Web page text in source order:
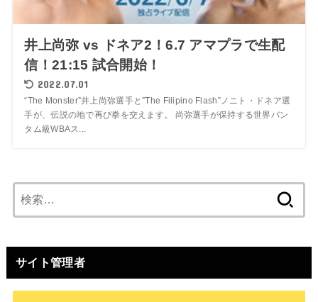
井上尚弥 vs ドネア2！6.7 アマプラで生配
信！21:15 試合開始！
2022.07.01
“The Monster”井上尚弥選手と”The Filipino Flash”ノニト・ドネア選
手が、伝説の地で再び拳を交えます。 尚弥選手が保持する世界バン
タム級WBAス...
索:
サイト管理者